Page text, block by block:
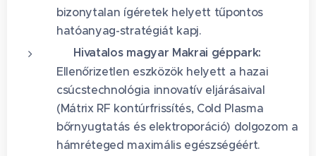
bizonytalan ígéretek helyett tűpontos
hatóanyag-stratégiát kapj.
⚡ Hivatalos magyar Makrai géppark:
Ellenőrizetlen eszközök helyett a hazai
csúcstechnológia innovatív eljárásaival
(Mátrix RF kontúrfrissítés, Cold Plasma
bőrnyugtatás és elektroporáció) dolgozom a
hámréteged maximális egészségéért.